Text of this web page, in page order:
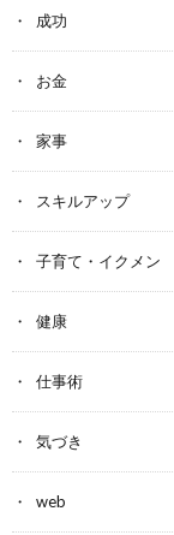
成功
お金
家事
スキルアップ
子育て・イクメン
健康
仕事術
気づき
web